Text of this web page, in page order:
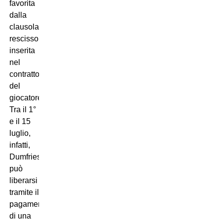
favorita
dalla
clausola
rescissoria
inserita
nel
contratto
del
giocatore.
Tra il 1°
e il 15
luglio,
infatti,
Dumfries
può
liberarsi
tramite il
pagamento
di una